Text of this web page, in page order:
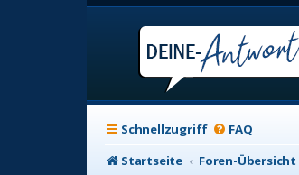
Schnellzugriff FAQ
Startseite
Foren-Übersicht